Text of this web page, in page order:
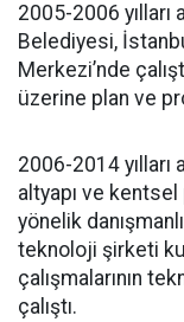
2005-2006 yılları
Belediyesi,
Merkezi’nde
üzerine plan ve
2006-2014 yılları
altyapı ve
yönelik
teknoloji şirketi
çalışmalarının
çalıştı.